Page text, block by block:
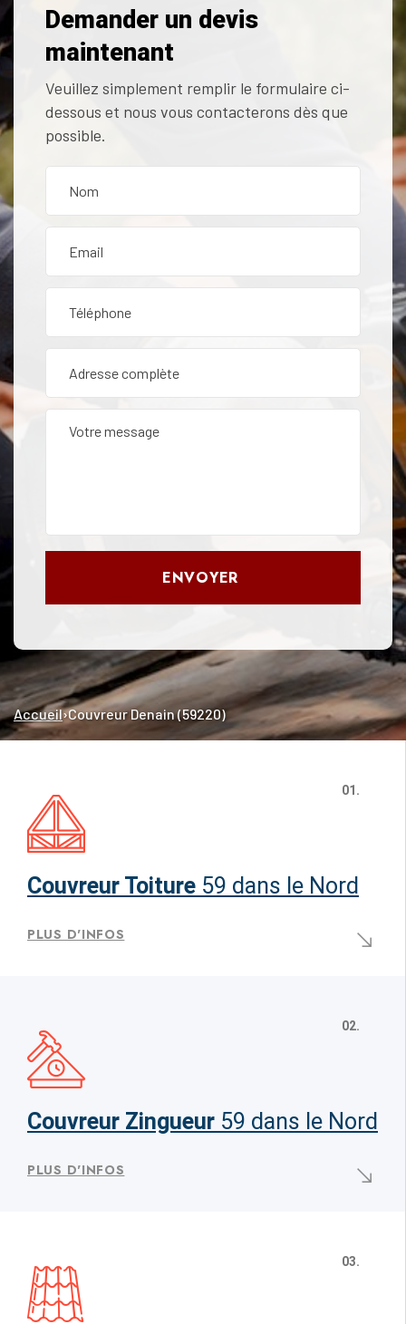
Demander un devis
maintenant
Veuillez simplement remplir le formulaire ci-
dessous et nous vous contacterons dès que
possible.
ENVOYER
Accueil›Couvreur Denain (59220)
01.
Couvreur Toiture 59 dans le Nord
PLUS D'INFOS
02.
Couvreur Zingueur 59 dans le Nord
PLUS D'INFOS
03.